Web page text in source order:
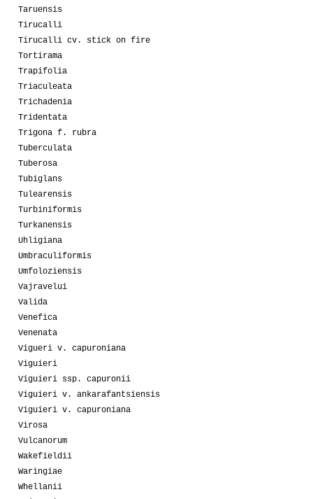
Taruensis
Tirucalli
Tirucalli cv. stick on fire
Tortirama
Trapifolia
Triaculeata
Trichadenia
Tridentata
Trigona f. rubra
Tuberculata
Tuberosa
Tubiglans
Tulearensis
Turbiniformis
Turkanensis
Uhligiana
Umbraculiformis
Umfoloziensis
Vajravelui
Valida
Venefica
Venenata
Vigueri v. capuroniana
Viguieri
Viguieri ssp. capuronii
Viguieri v. ankarafantsiensis
Viguieri v. capuroniana
Virosa
Vulcanorum
Wakefieldii
Waringiae
Whellanii